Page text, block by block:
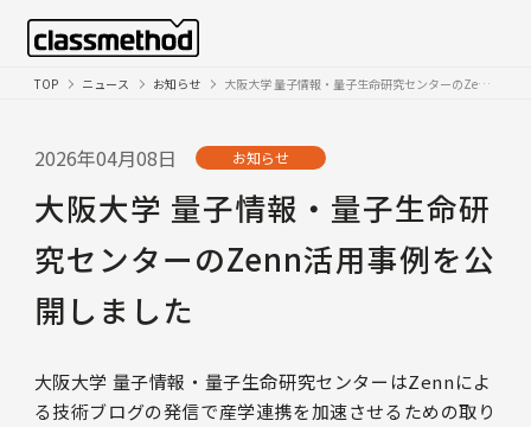
TOP ニュース お知らせ 大阪大学 量子情報・量子生命研究センターのZenn活用事例を公開しました
2026年04月08日 お知らせ
大阪大学 量子情報・量子生命研
究センターのZenn活用事例を公
開しました
大阪大学 量子情報・量子生命研究センターはZennによ
る技術ブログの発信で産学連携を加速させるための取り